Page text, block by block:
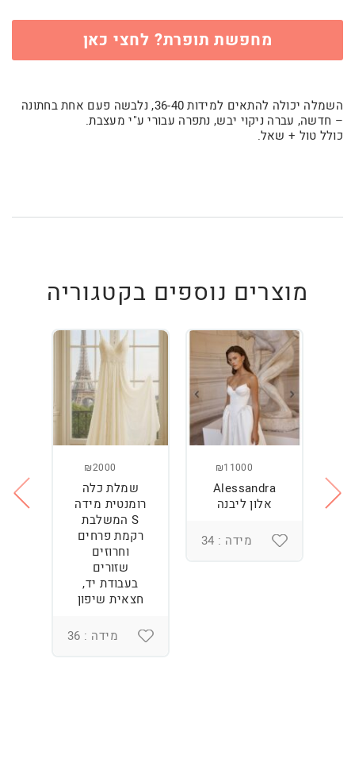
מחפשת תופרת? לחצי כאן
השמלה יכולה להתאים למידות 36-40, נלבשה פעם אחת בחתונה
– חדשה, עברה ניקוי יבש, נתפרה עבורי ע"י מעצבת.
כולל טול + שאל.
מוצרים נוספים בקטגוריה
₪11000
Alessandra
אלון ליבנה
מידה : 34
₪2000
שמלת כלה
רומנטית מידה
S המשלבת
רקמת פרחים
וחרוזים
שזורים
בעבודת יד,
חצאית שיפון
מידה : 36